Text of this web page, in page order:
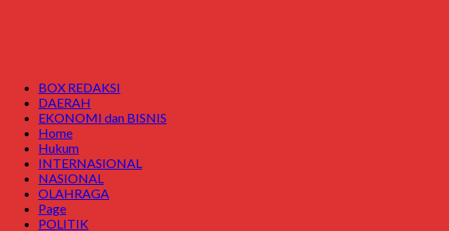
BOX REDAKSI
DAERAH
EKONOMI dan BISNIS
Home
Hukum
INTERNASIONAL
NASIONAL
OLAHRAGA
Page
POLITIK